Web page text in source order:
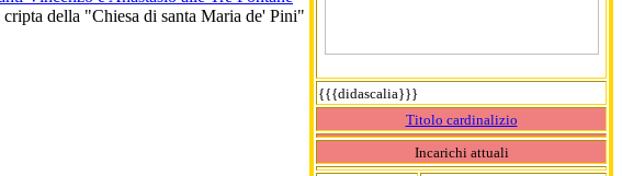
{{{didascalia}}}
Titolo cardinalizio
Incarichi attuali
della "Chiesa di santa Maria de' Pini"